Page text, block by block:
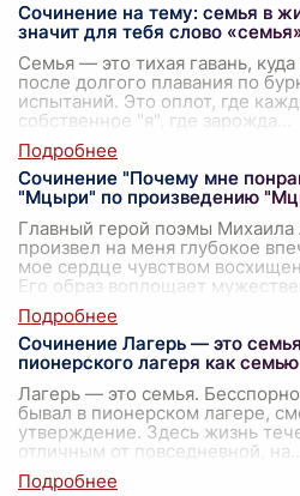
Сочинение на тему: семья в
значит для тебя слово
Семья — это тихая гавань,
после долгого плавания по
испытаний. Это оплот, где
собственное "я", где зарожда
Сочинение "Почему мне
"Мцыри" по произведению
Главный герой поэмы
произвел на меня глубокое
мое сердце чувством
Его образ воплощает
Сочинение Лагерь — это
пионерского лагеря как семью
Лагерь — это семья.
бывал в пионерском лагере,
утверждение. Здесь жизнь
отличным от повседневной, на